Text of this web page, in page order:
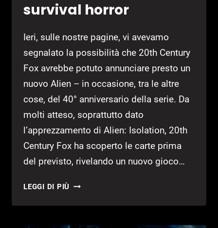
survival horror
Ieri, sulle nostre pagine, vi avevamo
segnalato la possibilità che 20th Century
Fox avrebbe potuto annunciare presto un
nuovo Alien – in occasione, tra le altre
cose, del 40° anniversario della serie. Da
molti atteso, soprattutto dato
l’apprezzamento di Alien: Isolation, 20th
Century Fox ha scoperto le carte prima
del previsto, rivelando un nuovo gioco…
LEGGI DI PIÙ ALIEN: